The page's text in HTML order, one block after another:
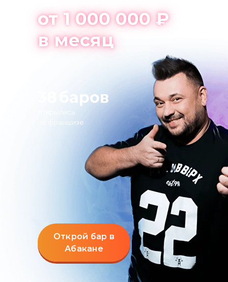
от 1 000 000 ₽
в месяц
открылись
по франшизе
Открой бар в
Абакане
баров